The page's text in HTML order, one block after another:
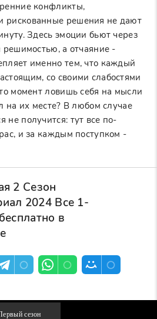
конфликты,
рискованные решения не дают
Здесь эмоции бьют через
решимостью, а отчаяние -
именно тем, что каждый
со своими слабостями
момент ловишь себя на мысли
на их месте? В любом случае
не получится: тут все по-
и за каждым поступком -
2 Сезон
2024 Все 1-
в
сезон